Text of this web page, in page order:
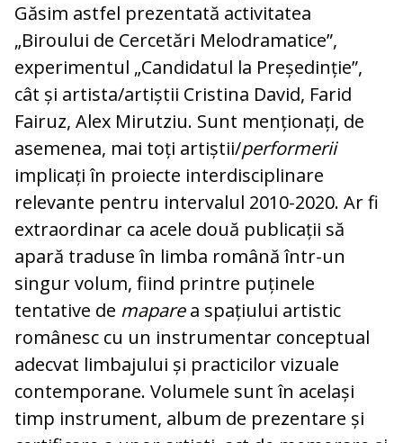
Găsim astfel prezentată activitatea
„Biroului de Cercetări Melodramatice”,
experimentul „Candidatul la Președinție”,
cât și artista/artiștii Cristina David, Farid
Fairuz, Alex Mirutziu. Sunt menționați, de
asemenea, mai toți artiștii/performerii
implicați în proiecte interdisciplinare
relevante pentru intervalul 2010-2020. Ar fi
extraordinar ca acele două publicații să
apară traduse în limba română într-un
singur volum, fiind printre puținele
tentative de maparea spațiului artistic
românesc cu un instrumentar conceptual
adecvat limbajului și practicilor vizuale
contemporane. Volumele sunt în același
timp instrument, album de prezentare și